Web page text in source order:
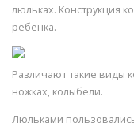
люльках. Конструкция
ребенка.
Различают такие виды
ножках, колыбели.
Люльками